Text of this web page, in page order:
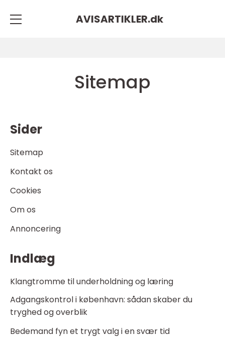
AVISARTIKLER.dk
Sitemap
Sider
Sitemap
Kontakt os
Cookies
Om os
Annoncering
Indlæg
Klangtromme til underholdning og læring
Adgangskontrol i københavn: sådan skaber du
tryghed og overblik
Bedemand fyn et trygt valg i en svær tid